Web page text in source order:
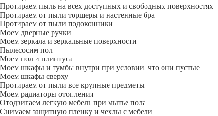
Протираем пыль на всех доступных и свободных поверхностях
Протираем от пыли торшеры и настенные бра
Протираем от пыли подоконники
Моем дверные ручки
Моем зеркала и зеркальные поверхности
Пылесосим пол
Моем пол и плинтуса
Моем шкафы и тумбы внутри при условии, что они пустые
Моем шкафы сверху
Протираем от пыли все крупные предметы
Моем радиаторы отопления
Отодвигаем легкую мебель при мытье пола
Снимаем защитную пленку и чехлы с мебели